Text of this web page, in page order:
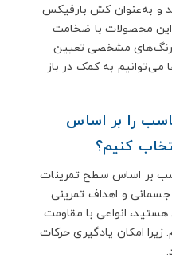
و به‌عنوان کش بارفیکس
محصولات با ضخامت
رنگ‌های مشخصی تعیین
می‌توانیم به کمک در باز
را بر اساس
کنیم؟
بر اساس سطح تمرینات
جسمانی و اهداف تمرینی
انواعی با مقاومت
امکان یادگیری حرکات